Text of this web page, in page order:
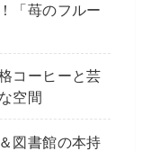
「苺のフルー
コーヒーと芸
空間
図書館の本持